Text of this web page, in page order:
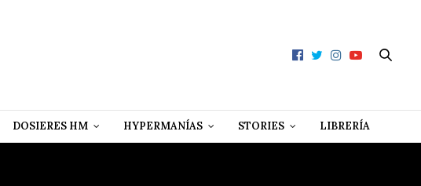
DOSIERES HM HYPERMANÍAS STORIES LIBRERÍA